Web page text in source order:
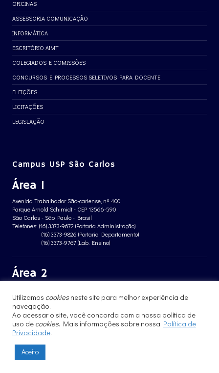
OFICINAS
ASSESSORIA COMUNICAÇÃO
INFORMÁTICA
ESCRITÓRIO AIMT
COLEGIADOS E COMISSÕES
CONCURSOS E PROCESSOS SELETIVOS PARA DOCENTE
ELEIÇÕES
LICITAÇÕES
LEGISLAÇÃO
Campus USP São Carlos
Área 1
Avenida Trabalhador São-carlense, nº 400
Parque Arnold Schimidt - CEP 13566-590
São Carlos - São Paulo - Brasil
Telefones: (16) 3373-9672 (Portaria Administração)
(16) 3373-9826 (Portaria Departamento)
(16) 3373-9767 (Lab. Ensino)
Área 2
Jardim Santa Angelina - CEP 13563-120
São Carlos - São Paulo - Brasil
Telefone: (16) 3373-8068 (Portaria prédio CFBio)
(16) 3364-8070 (Portaria prédio poloTErRA)
Utilizamos cookiesneste site para melhor experiência de
navegação.
Ao acessar o site, você concorda com a nossa política de
uso de cookies. Mais informações sobre nossa Política de
Privacidade.
Aceito